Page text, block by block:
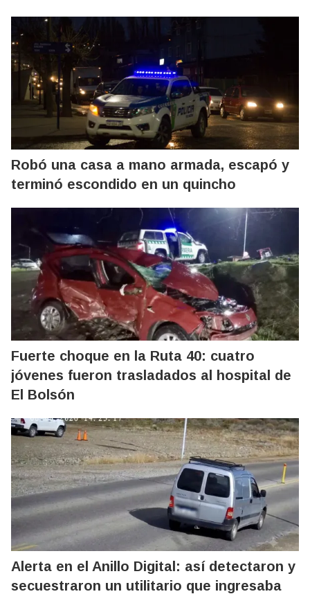
Robó una casa a mano armada, escapó y
terminó escondido en un quincho
Fuerte choque en la Ruta 40: cuatro
jóvenes fueron trasladados al hospital de
El Bolsón
Alerta en el Anillo Digital: así detectaron y
secuestraron un utilitario que ingresaba